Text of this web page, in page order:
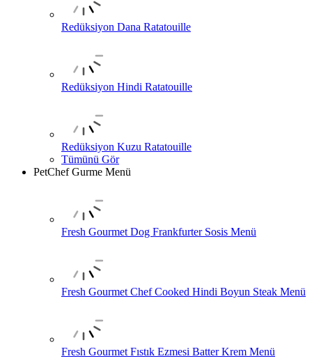
Redüksiyon Dana Ratatouille
Redüksiyon Hindi Ratatouille
Redüksiyon Kuzu Ratatouille
Tümünü Gör
PetChef Gurme Menü
Fresh Gourmet Dog Frankfurter Sosis Menü
Fresh Gourmet Chef Cooked Hindi Boyun Steak Menü
Fresh Gourmet Fıstık Ezmesi Batter Krem Menü